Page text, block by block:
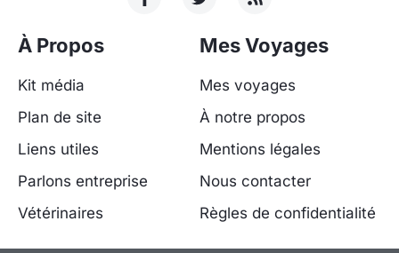
À Propos
Kit média
Plan de site
Liens utiles
Parlons entreprise
Vétérinaires
Mes Voyages
Mes voyages
À notre propos
Mentions légales
Nous contacter
Règles de confidentialité